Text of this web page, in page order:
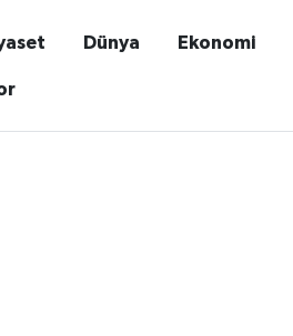
Dünya Ekonomi